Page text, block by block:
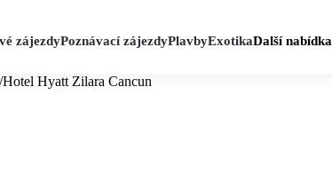
zájezdyPoznávací zájezdyPlavbyExotikaDalší nabídka
/Hotel Hyatt Zilara Cancun